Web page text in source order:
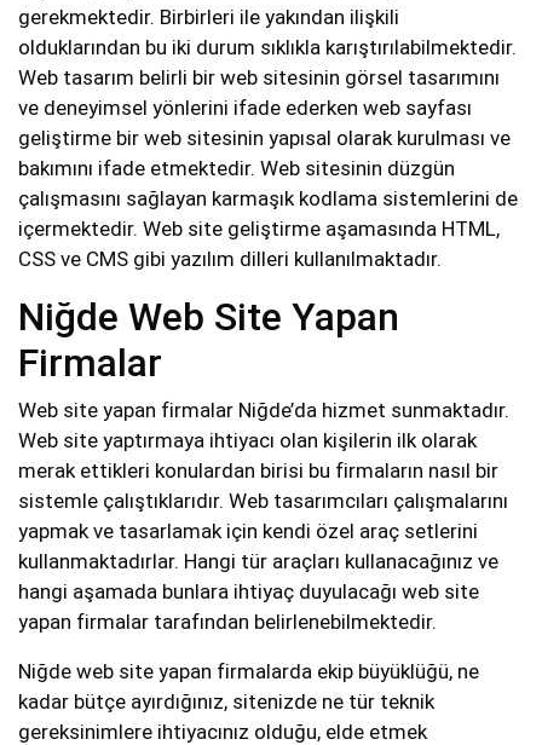
gerekmektedir. Birbirleri ile yakından ilişkili
olduklarından bu iki durum sıklıkla karıştırılabilmektedir.
Web tasarım belirli bir web sitesinin görsel tasarımını
ve deneyimsel yönlerini ifade ederken web sayfası
geliştirme bir web sitesinin yapısal olarak kurulması ve
bakımını ifade etmektedir. Web sitesinin düzgün
çalışmasını sağlayan karmaşık kodlama sistemlerini de
içermektedir. Web site geliştirme aşamasında HTML,
CSS ve CMS gibi yazılım dilleri kullanılmaktadır.
Niğde Web Site Yapan
Firmalar
Web site yapan firmalar Niğde’da hizmet sunmaktadır.
Web site yaptırmaya ihtiyacı olan kişilerin ilk olarak
merak ettikleri konulardan birisi bu firmaların nasıl bir
sistemle çalıştıklarıdır. Web tasarımcıları çalışmalarını
yapmak ve tasarlamak için kendi özel araç setlerini
kullanmaktadırlar. Hangi tür araçları kullanacağınız ve
hangi aşamada bunlara ihtiyaç duyulacağı web site
yapan firmalar tarafından belirlenebilmektedir.
Niğde web site yapan firmalarda ekip büyüklüğü, ne
kadar bütçe ayırdığınız, sitenizde ne tür teknik
gereksinimlere ihtiyacınız olduğu, elde etmek